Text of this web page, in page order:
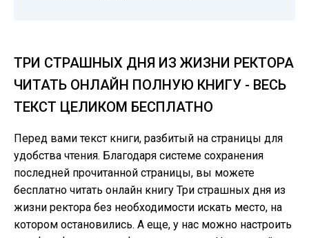
ТРИ СТРАШНЫХ ДНЯ ИЗ ЖИЗНИ РЕКТОРА
ЧИТАТЬ ОНЛАЙН ПОЛНУЮ КНИГУ - ВЕСЬ
ТЕКСТ ЦЕЛИКОМ БЕСПЛАТНО
Перед вами текст книги, разбитый на страницы для
удобства чтения. Благодаря системе сохранения
последней прочитанной страницы, вы можете
бесплатно читать онлайн книгу Три страшных дня из
жизни ректора без необходимости искать место, на
котором остановились. А еще, у нас можно настроить